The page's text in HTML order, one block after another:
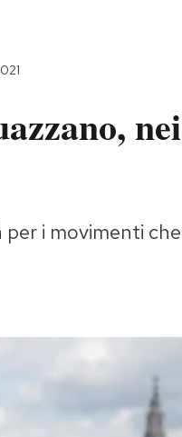
nei
i movimenti che